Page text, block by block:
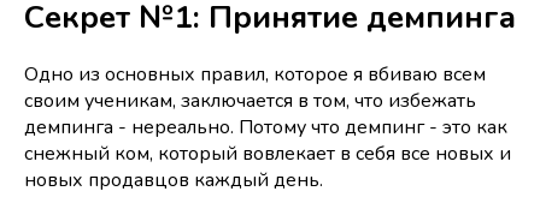
Секрет №1: Принятие демпинга
Одно из основных правил, которое я вбиваю всем
своим ученикам, заключается в том, что избежать
демпинга - нереально. Потому что демпинг - это как
снежный ком, который вовлекает в себя все новых и
новых продавцов каждый день.